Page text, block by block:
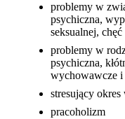
problemy w
psychiczna,
seksualnej,
problemy w
psychiczna,
wychowawcze i
stresujący
pracoholizm